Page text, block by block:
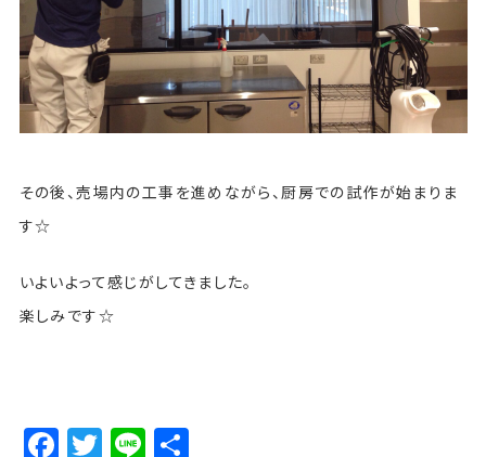
その後、売場内の工事を進めながら、厨房での試作が始まりま
す☆
いよいよって感じがしてきました。
楽しみです☆
Facebook
Twitter
LineShare